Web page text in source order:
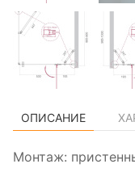
ОПИСАНИЕ
Монтаж: